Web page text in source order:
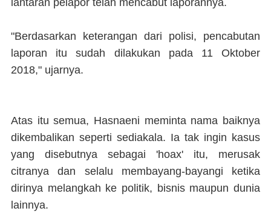
lantaran pelapor telah mencabut laporannya.
"Berdasarkan keterangan dari polisi, pencabutan
laporan itu sudah dilakukan pada 11 Oktober
2018," ujarnya.
Atas itu semua, Hasnaeni meminta nama baiknya
dikembalikan seperti sediakala. Ia tak ingin kasus
yang disebutnya sebagai 'hoax' itu, merusak
citranya dan selalu membayang-bayangi ketika
dirinya melangkah ke politik, bisnis maupun dunia
lainnya.